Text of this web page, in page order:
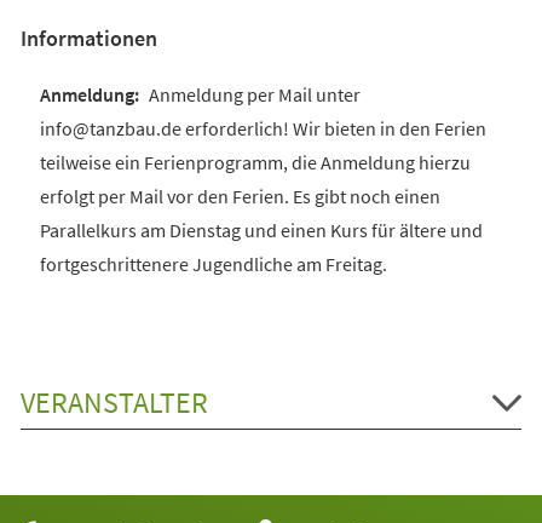
Informationen
Anmeldung per Mail unter
info@tanzbau.de erforderlich! Wir bieten in den Ferien
teilweise ein Ferienprogramm, die Anmeldung hierzu
erfolgt per Mail vor den Ferien. Es gibt noch einen
Parallelkurs am Dienstag und einen Kurs für ältere und
fortgeschrittenere Jugendliche am Freitag.
VERANSTALTER